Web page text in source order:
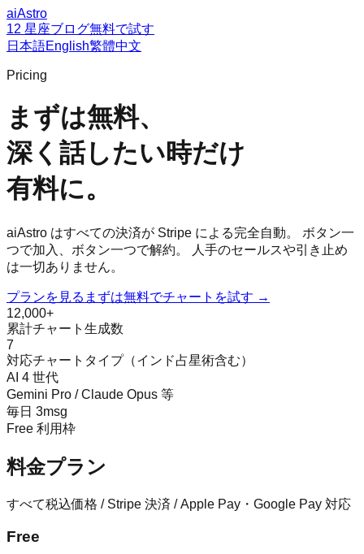
aiAstro
12 星座ブログ無料で試す
日本語English繁體中文
Pricing
まずは無料、
深く話したい時だけ
有料に。
aiAstro はすべての決済が Stripe による完全自動。 ボタン一
つで加入、ボタン一つで解約。 人手のセールスや引き止め
は一切ありません。
プランを見る まずは無料でチャートを試す →
12,000+
累計チャート生成数
7
対応チャートタイプ（インド占星術含む）
AI 4 世代
Gemini Pro / Claude Opus 等
毎日 3msg
Free 利用枠
料金プラン
すべて税込価格 / Stripe 決済 / Apple Pay・Google Pay 対応
Free